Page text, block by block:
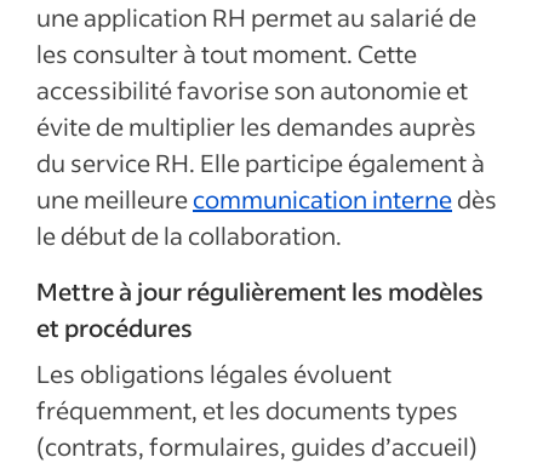
une application RH permet au salarié de
les consulter à tout moment. Cette
accessibilité favorise son autonomie et
évite de multiplier les demandes auprès
du service RH. Elle participe également à
une meilleurecommunication internedès
le début de la collaboration.
Mettre à jour régulièrement les modèles
et procédures
Les obligations légales évoluent
fréquemment, et les documents types
(contrats, formulaires, guides d’accueil)